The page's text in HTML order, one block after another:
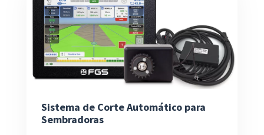
Sistema de Corte Automático para
Sembradoras